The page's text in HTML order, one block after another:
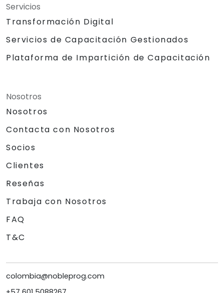
Servicios
Transformación Digital
Servicios de Capacitación Gestionados
Plataforma de Impartición de Capacitación
Nosotros
Nosotros
Contacta con Nosotros
Socios
Clientes
Reseñas
Trabaja con Nosotros
FAQ
T&C
colombia@nobleprog.com